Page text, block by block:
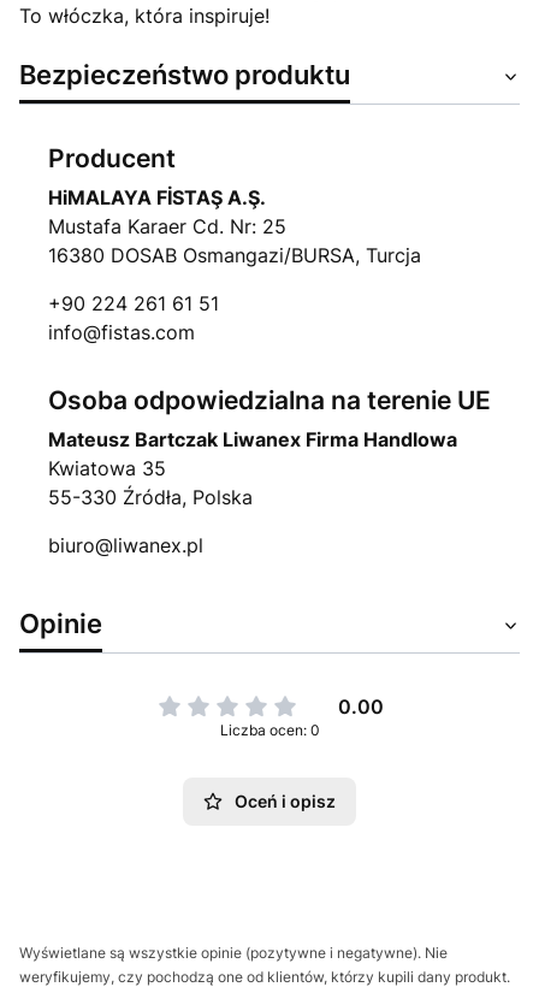
To włóczka, która inspiruje!
Bezpieczeństwo produktu
Producent
HiMALAYA FİSTAŞ A.Ş.
Mustafa Karaer Cd. Nr: 25
16380 DOSAB Osmangazi/BURSA, Turcja
+90 224 261 61 51
info@fistas.com
Osoba odpowiedzialna na terenie UE
Mateusz Bartczak Liwanex Firma Handlowa
Kwiatowa 35
55-330 Źródła, Polska
biuro@liwanex.pl
Opinie
0.00
Liczba ocen: 0
Oceń i opisz
Wyświetlane są wszystkie opinie (pozytywne i negatywne). Nie
weryfikujemy, czy pochodzą one od klientów, którzy kupili dany produkt.